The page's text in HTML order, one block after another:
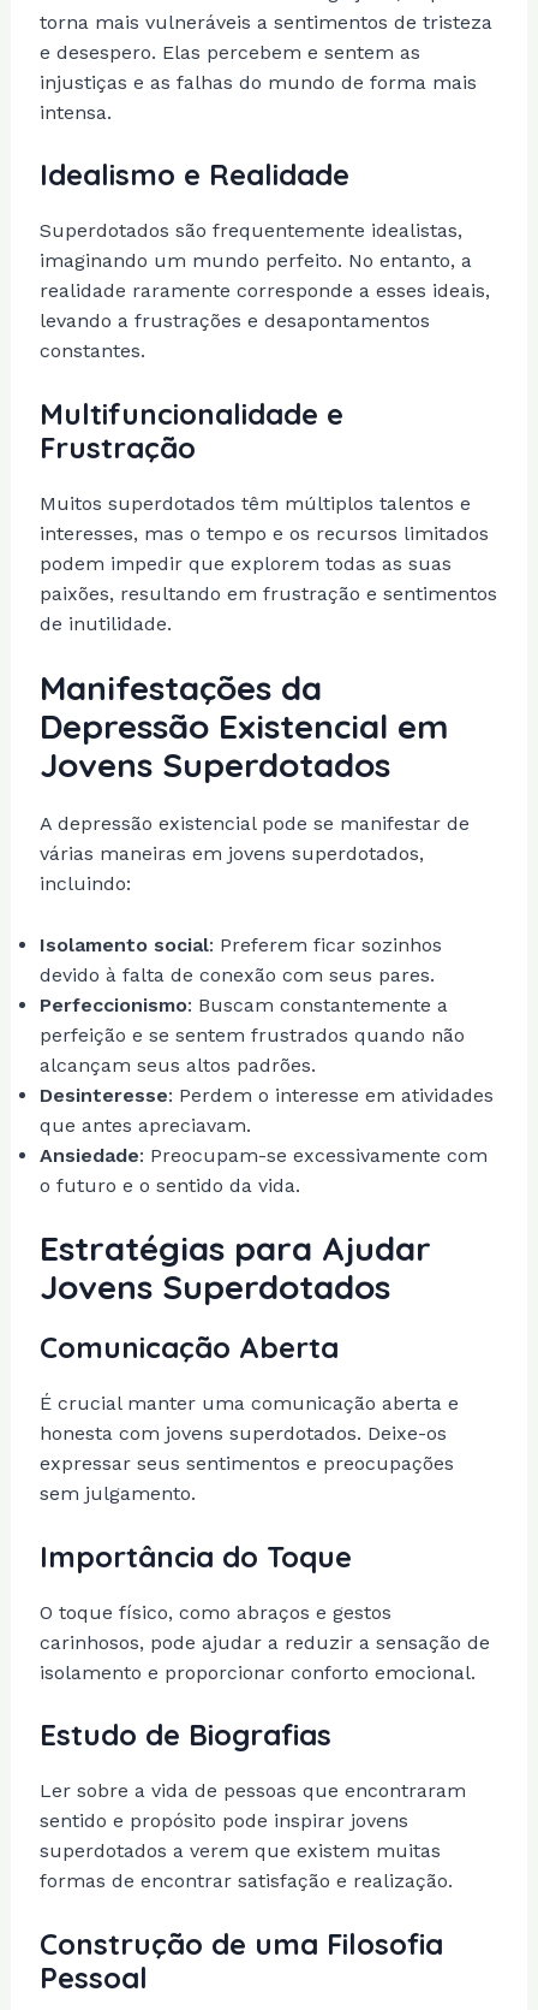
torna mais vulneráveis a sentimentos de tristeza
e desespero. Elas percebem e sentem as
injustiças e as falhas do mundo de forma mais
intensa.
Idealismo e Realidade
Superdotados são frequentemente idealistas,
imaginando um mundo perfeito. No entanto, a
realidade raramente corresponde a esses ideais,
levando a frustrações e desapontamentos
constantes.
Multifuncionalidade e
Frustração
Muitos superdotados têm múltiplos talentos e
interesses, mas o tempo e os recursos limitados
podem impedir que explorem todas as suas
paixões, resultando em frustração e sentimentos
de inutilidade.
Manifestações da
Depressão Existencial em
Jovens Superdotados
A depressão existencial pode se manifestar de
várias maneiras em jovens superdotados,
incluindo:
Isolamento social: Preferem ficar sozinhos
devido à falta de conexão com seus pares.
Perfeccionismo: Buscam constantemente a
perfeição e se sentem frustrados quando não
alcançam seus altos padrões.
Desinteresse: Perdem o interesse em atividades
que antes apreciavam.
Ansiedade: Preocupam-se excessivamente com
o futuro e o sentido da vida.
Estratégias para Ajudar
Jovens Superdotados
Comunicação Aberta
É crucial manter uma comunicação aberta e
honesta com jovens superdotados. Deixe-os
expressar seus sentimentos e preocupações
sem julgamento.
Importância do Toque
O toque físico, como abraços e gestos
carinhosos, pode ajudar a reduzir a sensação de
isolamento e proporcionar conforto emocional.
Estudo de Biografias
Ler sobre a vida de pessoas que encontraram
sentido e propósito pode inspirar jovens
superdotados a verem que existem muitas
formas de encontrar satisfação e realização.
Construção de uma Filosofia
Pessoal